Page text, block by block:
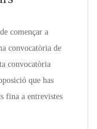
començar a
convocatòria de
convocatòria
que has
fina a entrevistes